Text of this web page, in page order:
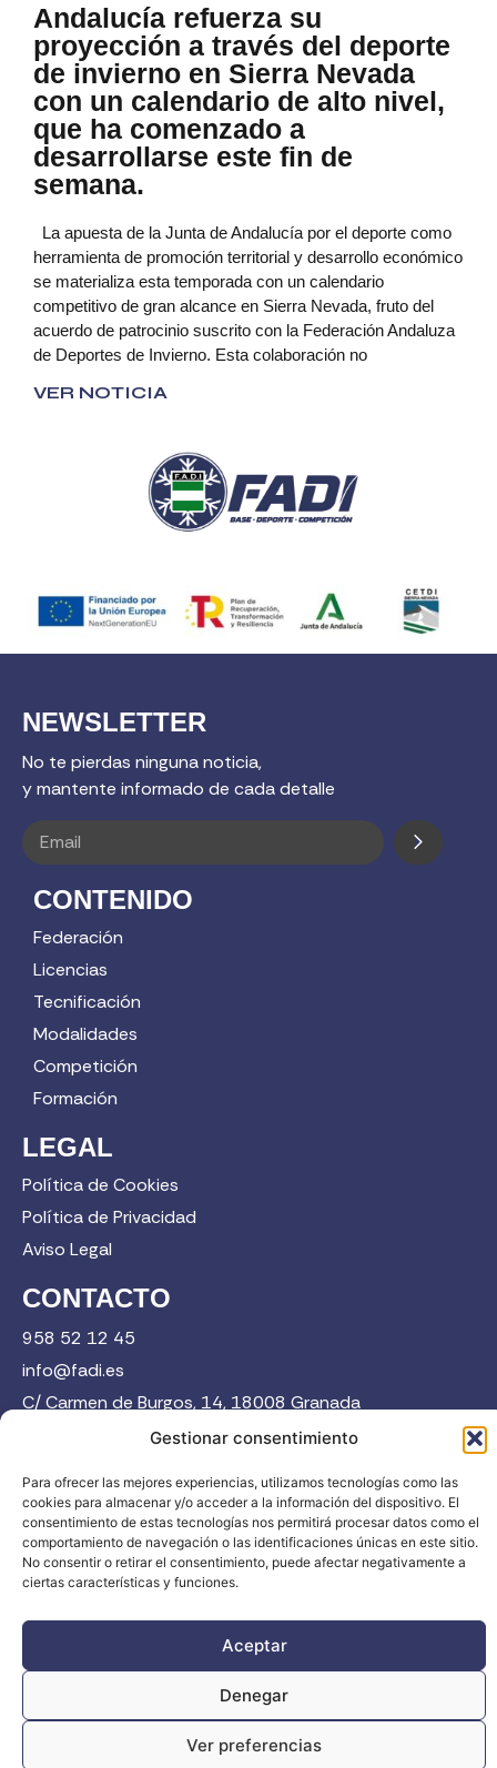
Gestionar consentimiento
Para ofrecer las mejores experiencias, utilizamos tecnologías como las
cookies para almacenar y/o acceder a la información del dispositivo. El
consentimiento de estas tecnologías nos permitirá procesar datos como el
comportamiento de navegación o las identificaciones únicas en este sitio.
No consentir o retirar el consentimiento, puede afectar negativamente a
ciertas características y funciones.
Aceptar
Denegar
Ver preferencias
Andalucía refuerza su
proyección a través del deporte
de invierno en Sierra Nevada
con un calendario de alto nivel,
que ha comenzado a
desarrollarse este fin de
semana.
La apuesta de la Junta de Andalucía por el deporte como
herramienta de promoción territorial y desarrollo económico
se materializa esta temporada con un calendario
competitivo de gran alcance en Sierra Nevada, fruto del
acuerdo de patrocinio suscrito con la Federación Andaluza
de Deportes de Invierno. Esta colaboración no
VER NOTICIA
NEWSLETTER
No te pierdas ninguna noticia,
y mantente informado de cada detalle
CONTENIDO
Federación
Licencias
Tecnificación
Modalidades
Competición
Formación
LEGAL
Política de Cookies
Política de Privacidad
Aviso Legal
CONTACTO
958 52 12 45
info@fadi.es
C/ Carmen de Burgos, 14, 18008 Granada
Contacta
FADI © 2026. Federación Andaluza de Deportes de Invierno |
Todos los derechos reservados